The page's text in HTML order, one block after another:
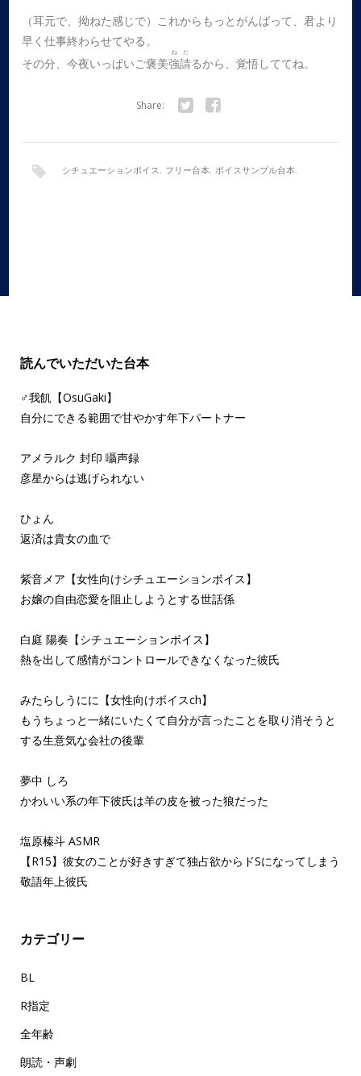
（耳元で、拗ねた感じで）これからもっとがんばって、君より
早く仕事終わらせてやる。
その分、今夜いっぱいご褒美強請
ねだ
るから、覚悟しててね。
Share:
シチュエーションボイス, フリー台本, ボイスサンプル台本,
読んでいただいた台本
♂我飢【OsuGaki】
自分にできる範囲で甘やかす年下パートナー
アメラルク 封印 囁声録
彦星からは逃げられない
ひょん
返済は貴女の血で
紫音メア【女性向けシチュエーションボイス】
お嬢の自由恋愛を阻止しようとする世話係
白庭 陽奏【シチュエーションボイス】
熱を出して感情がコントロールできなくなった彼氏
みたらしうにに【女性向けボイスch】
もうちょっと一緒にいたくて自分が言ったことを取り消そうと
する生意気な会社の後輩
夢中 しろ
かわいい系の年下彼氏は羊の皮を被った狼だった
塩原榛斗 ASMR
【R15】彼女のことが好きすぎて独占欲からドSになってしまう
敬語年上彼氏
カテゴリー
BL
R指定
全年齢
朗読・声劇